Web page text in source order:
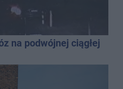
na podwójnej ciągłej